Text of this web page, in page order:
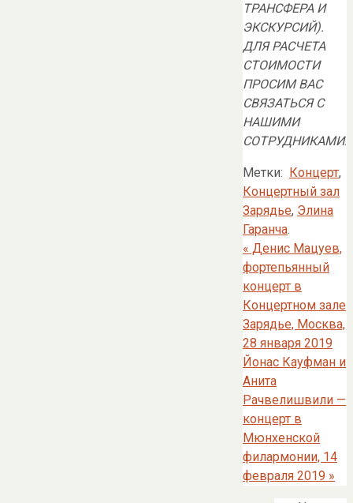
ТРАНСФЕРА И
ЭКСКУРСИЙ).
ДЛЯ РАСЧЕТА
СТОИМОСТИ
ПРОСИМ ВАС
СВЯЗАТЬСЯ С
НАШИМИ
СОТРУДНИКАМИ.
Метки: Концерт,
Концертный зал
Зарядье, Элина
Гаранча.
« Денис Мацуев,
фортепьянный
концерт в
Концертном зале
Зарядье, Москва,
28 января 2019
Йонас Кауфман и
Анита
Рачвелишвили —
концерт в
Мюнхенской
филармонии, 14
февраля 2019 »